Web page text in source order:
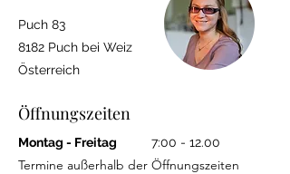
Puch 83
8182 Puch bei Weiz
Österreich
Öffnungszeiten
Montag - Freitag 7:00 - 12.00
Termine außerhalb der Öffnungszeiten